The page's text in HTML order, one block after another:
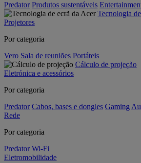
Predator Produtos sustentáveis
Tecnologia
Projetores
Por categoria
Vero Sala de reuniões Portáteis
Cálculo de projeção
Eletrónica e acessórios
Por categoria
Predator Cabos, bases e dongles Gaming
Rede
Por categoria
Predator Wi-Fi
Eletromobilidade